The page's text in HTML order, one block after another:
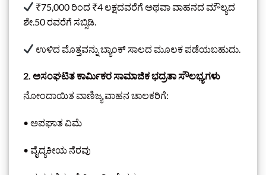
₹75,000 ರಿಂದ ₹4 ಲಕ್ಷದವರೆಗೆ ಅಥವಾ ವಾಹನದ ಮೌಲ್ಯದ
ಶೇ.50 ರವರೆಗೆ ಸಬ್ಸಿಡಿ.
ಉಳಿದ ಮೊತ್ತವನ್ನು ಬ್ಯಾಂಕ್ ಸಾಲದ ಮೂಲಕ ಪಡೆಯಬಹುದು.
2. ಅಸಂಘಟಿತ ಕಾರ್ಮಿಕರ ಸಾಮಾಜಿಕ ಭದ್ರತಾ ಸೌಲಭ್ಯಗಳು
ನೋಂದಾಯಿತ ವಾಣಿಜ್ಯ ವಾಹನ ಚಾಲಕರಿಗೆ:
• ಅಪಘಾತ ವಿಮೆ
• ವೈದ್ಯಕೀಯ ನೆರವು